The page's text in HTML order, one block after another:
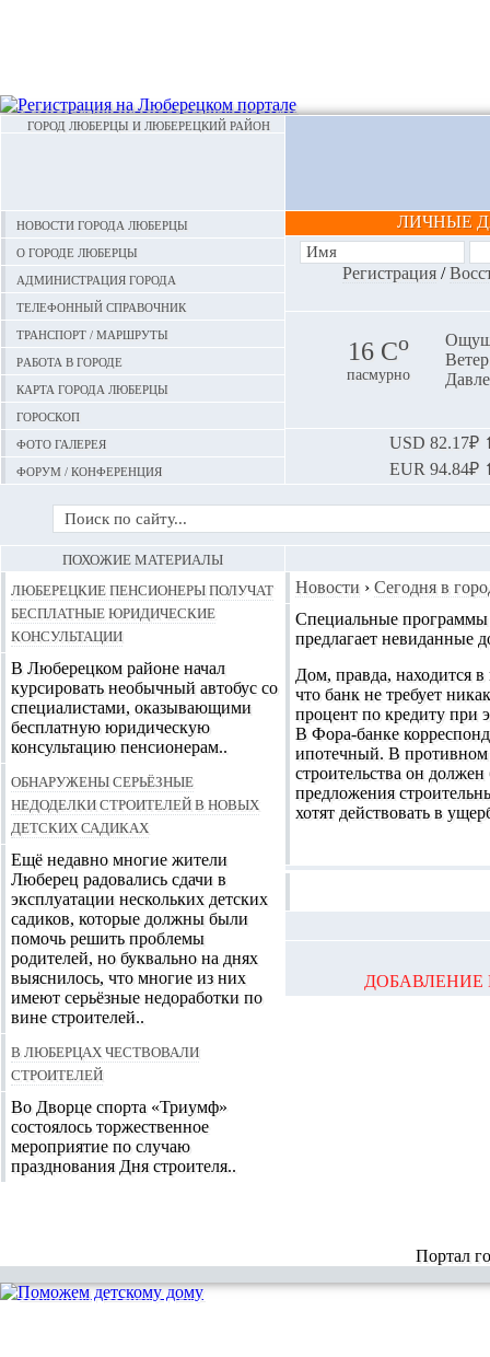
ГОРОД ЛЮБЕРЦЫ И ЛЮБЕРЕЦКИЙ РАЙОН
Новости города Люберцы
О городе Люберцы
Администрация города
Телефонный справочник
Транспорт / маршруты
Работа в городе
Карта города Люберцы
Гороскоп
Фото галерея
Форум / конференция
ЛИЧНЫЕ
Регистрация/
16 Сo
пасмурно
USD 82.17₽
EUR 94.84₽
Новости › Сегодня в
Специальные программы
предлагает невиданные
Дом, правда, находится
что банк не требует
процент по кредиту при
В Фора-банке
ипотечный. В противном
строительства он
предложения
хотят действовать в
ДОБАВЛЕНИЕ
ПОХОЖИЕ МАТЕРИАЛЫ
Люберецкие пенсионеры получат
бесплатные юридические
консультации
В Люберецком районе начал
курсировать необычный автобус со
специалистами, оказывающими
бесплатную юридическую
консультацию пенсионерам..
Обнаружены серьёзные
недоделки строителей в новых
детских садиках
Ещё недавно многие жители
Люберец радовались сдачи в
эксплуатации нескольких детских
садиков, которые должны были
помочь решить проблемы
родителей, но буквально на днях
выяснилось, что многие из них
имеют серьёзные недоработки по
вине строителей..
В Люберцах чествовали
строителей
Во Дворце спорта «Триумф»
состоялось торжественное
мероприятие по случаю
празднования Дня строителя..
Портал